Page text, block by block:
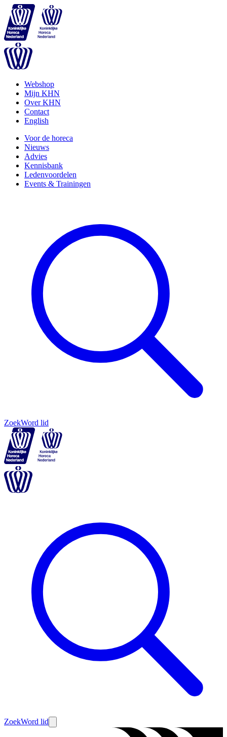
Webshop
Mijn KHN
Over KHN
Contact
English
Voor de horeca
Nieuws
Advies
Kennisbank
Ledenvoordelen
Events & Trainingen
ZoekWord lid
ZoekWord lid